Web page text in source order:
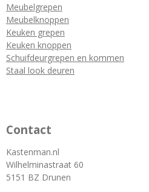
Meubelgrepen
Meubelknoppen
Keuken grepen
Keuken knoppen
Schuifdeurgrepen en kommen
Staal look deuren
Contact
Kastenman.nl
Wilhelminastraat 60
5151 BZ Drunen